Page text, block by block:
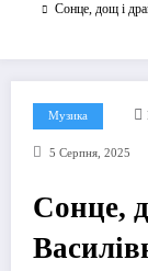
Сонце, дощ і
Музика
5 Серпня, 2025
Сонце,